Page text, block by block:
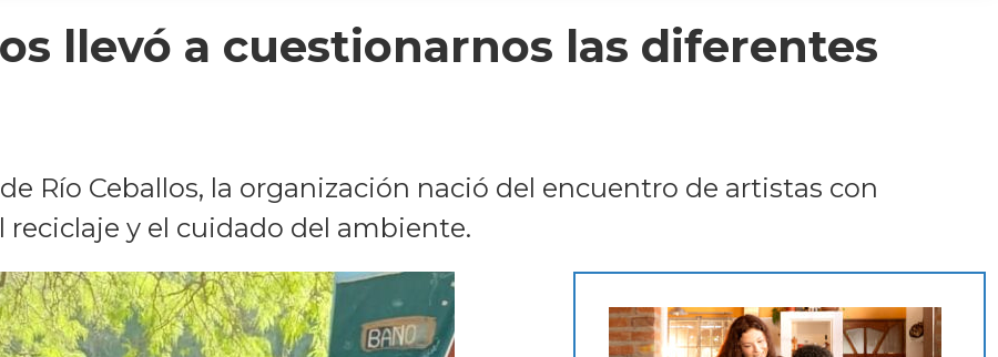
llevó a cuestionarnos las diferentes
Río Ceballos, la organización nació del encuentro de artistas con
y el cuidado del ambiente.